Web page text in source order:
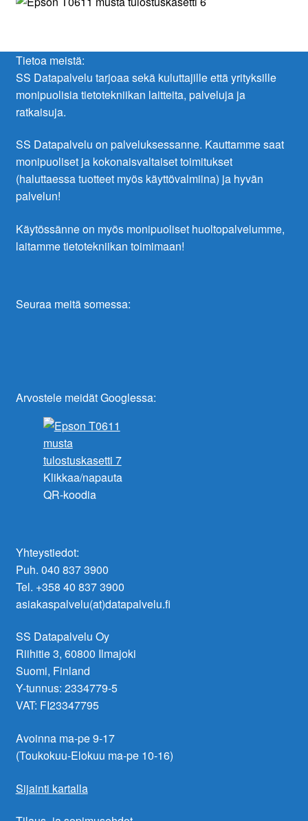
Tietoa meistä:
SS Datapalvelu tarjoaa sekä kuluttajille että yrityksille
monipuolisia tietotekniikan laitteita, palveluja ja
ratkaisuja.
SS Datapalvelu on palveluksessanne. Kauttamme saat
monipuoliset ja kokonaisvaltaiset toimitukset
(haluttaessa tuotteet myös käyttövalmiina) ja hyvän
palvelun!
Käytössänne on myös monipuoliset huoltopalvelumme,
laitamme tietotekniikan toimimaan!
Seuraa meitä somessa:
Arvostele meidät Googlessa:
Klikkaa/napauta
QR-koodia
Yhteystiedot:
Puh. 040 837 3900
Tel. +358 40 837 3900
asiakaspalvelu(at)datapalvelu.fi
SS Datapalvelu Oy
Riihitie 3, 60800 Ilmajoki
Suomi, Finland
Y-tunnus: 2334779-5
VAT: FI23347795
Avoinna ma-pe 9-17
(Toukokuu-Elokuu ma-pe 10-16)
Sijainti kartalla